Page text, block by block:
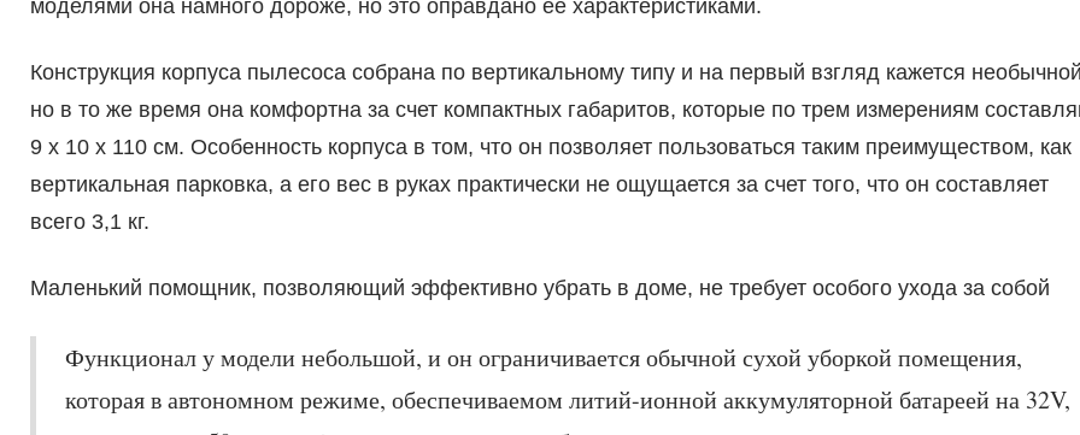
моделями она намного дороже, но это оправдано ее характеристиками.
Конструкция корпуса пылесоса собрана по вертикальному типу и на первый взгляд кажется
но в то же время она комфортна за счет компактных габаритов, которые по трем измерениям
9 x 10 x 110 cм. Особенность корпуса в том, что он позволяет пользоваться таким преимуществом, как
вертикальная парковка, а его вес в руках практически не ощущается за счет того, что он составляет
всего 3,1 кг.
Маленький помощник, позволяющий эффективно убрать в доме, не требует особого ухода за собой
Функционал у модели небольшой, и он ограничивается обычной сухой уборкой помещения,
которая в автономном режиме, обеспечиваемом литий-ионной аккумуляторной батареей на 32V,